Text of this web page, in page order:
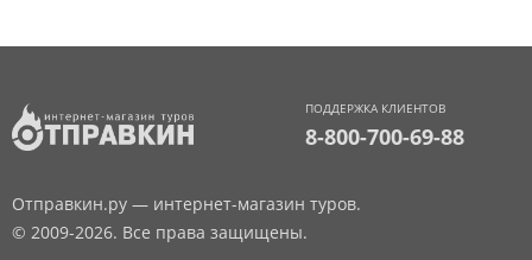
ПОДДЕРЖКА КЛИЕНТОВ
8-800-700-69-88
Отправкин.ру — интернет-магазин туров.
© 2009-2026. Все права защищены.